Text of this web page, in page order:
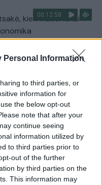
Personal Information
to third parties, or
information for
the below opt-out
note that after your
continue seeing
information utilized by
to third parties prior to
out of the further
by third parties on the
This information may
00:12:58
kiek vidutiniškai
00:00:30
r.: dviejų moterų ir